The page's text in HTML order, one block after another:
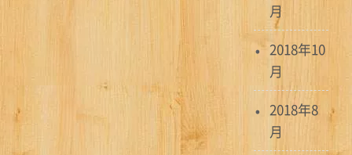
月
2018年10
月
2018年8
月